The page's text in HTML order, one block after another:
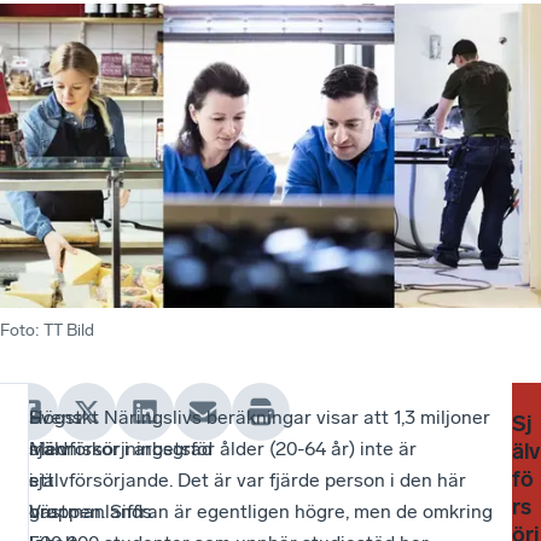
Foto: TT Bild
Högst
självförsörjningsgrad
i
Västmanlands
–
Med
ett
bra
Svenskt Näringslivs beräkningar visar att 1,3 miljoner
människor i arbetsför ålder (20-64 år) inte är
självförsörjande. Det är var fjärde person i den här
gruppen. Siffran är egentligen högre, men de omkring
–
är
går
Sj
älv
fö
rs
örj